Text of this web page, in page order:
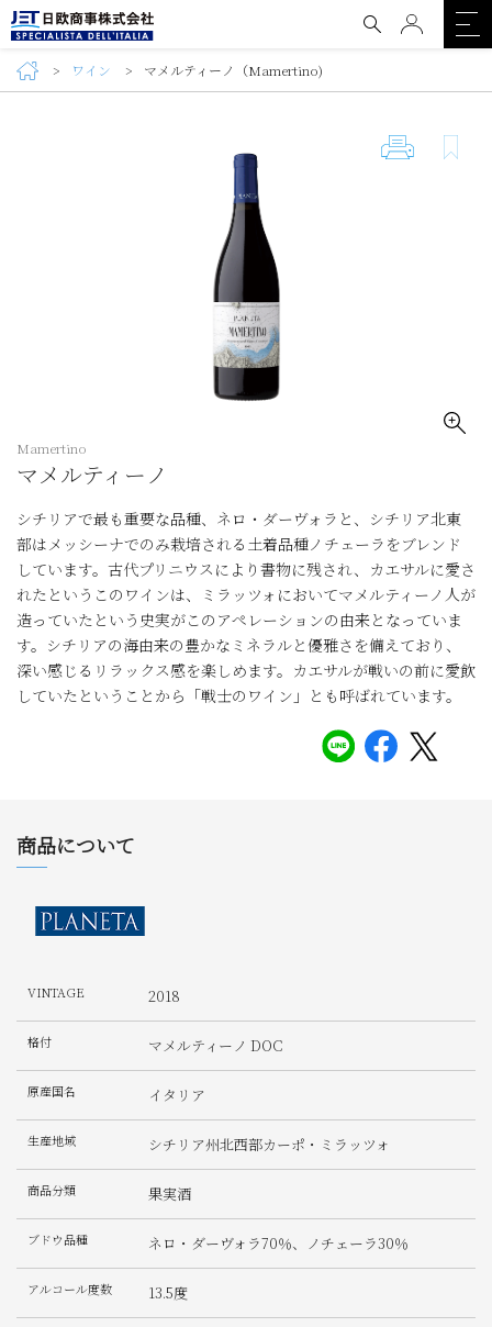
ワイン マメルティーノ（Mamertino)
Mamertino
マメルティーノ
シチリアで最も重要な品種、ネロ・ダーヴォラと、シチリア北東
部はメッシーナでのみ栽培される土着品種ノチェーラをブレンド
しています。古代プリニウスにより書物に残され、カエサルに愛さ
れたというこのワインは、ミラッツォにおいてマメルティーノ人が
造っていたという史実がこのアぺレーションの由来となっていま
す。シチリアの海由来の豊かなミネラルと優雅さを備えており、
深い感じるリラックス感を楽しめます。カエサルが戦いの前に愛飲
していたということから「戦士のワイン」とも呼ばれています。
商品について
VINTAGE 2018
格付 マメルティーノ DOC
原産国名 イタリア
生産地域 シチリア州北西部カーポ・ミラッツォ
商品分類 果実酒
ブドウ品種 ネロ・ダーヴォラ70％、ノチェーラ30％
アルコール度数 13.5度